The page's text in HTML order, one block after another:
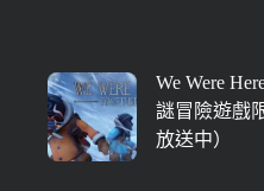
We Were
謎冒險遊戲
放送中）